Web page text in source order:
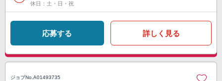
休日：土・日・祝
応募する 詳しく見る
ジョブNo. A01493735